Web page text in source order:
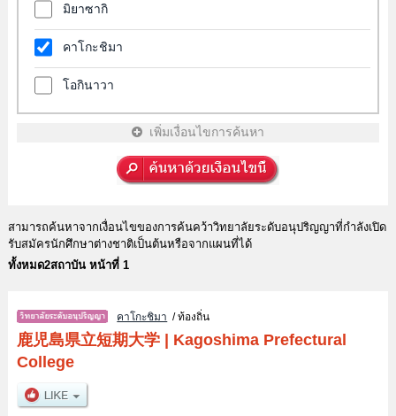
มิยาซากิ
คาโกะชิมา
โอกินาวา
เพิ่มเงื่อนไขการค้นหา
สามารถค้นหาจากเงื่อนไขของการค้นคว้าวิทยาลัยระดับอนุปริญญาที่กำลังเปิด
รับสมัครนักศึกษาต่างชาติเป็นต้นหรือจากแผนที่ได้
ทั้งหมด2สถาบัน หน้าที่ 1
คาโกะชิมา / ท้องถิ่น
鹿児島県立短期大学| Kagoshima Prefectural
College